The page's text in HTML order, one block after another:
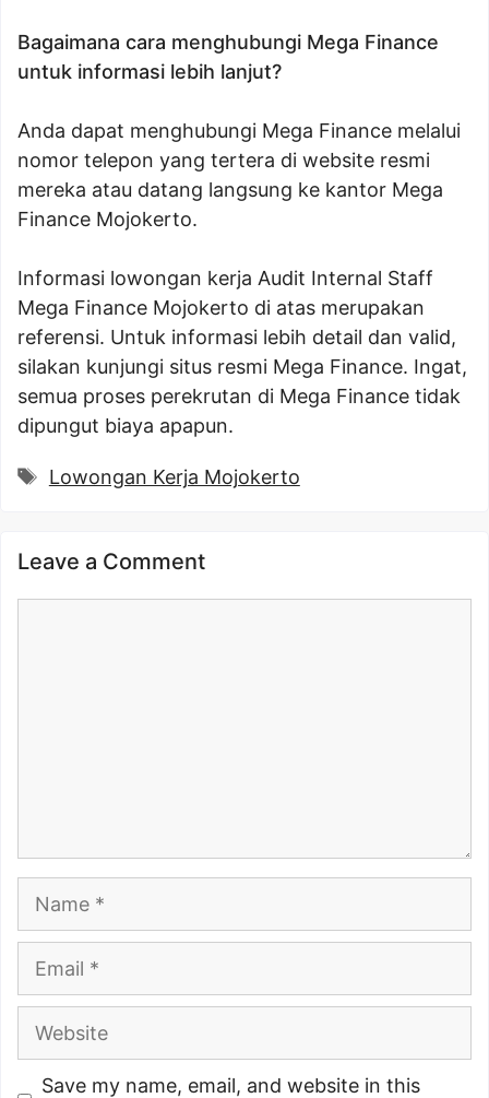
Bagaimana cara menghubungi Mega Finance
untuk informasi lebih lanjut?
Anda dapat menghubungi Mega Finance melalui
nomor telepon yang tertera di website resmi
mereka atau datang langsung ke kantor Mega
Finance Mojokerto.
Informasi lowongan kerja Audit Internal Staff
Mega Finance Mojokerto di atas merupakan
referensi. Untuk informasi lebih detail dan valid,
silakan kunjungi situs resmi Mega Finance. Ingat,
semua proses perekrutan di Mega Finance tidak
dipungut biaya apapun.
Tags
Lowongan Kerja Mojokerto
Leave a Comment
Website
Save my name, email, and website in this